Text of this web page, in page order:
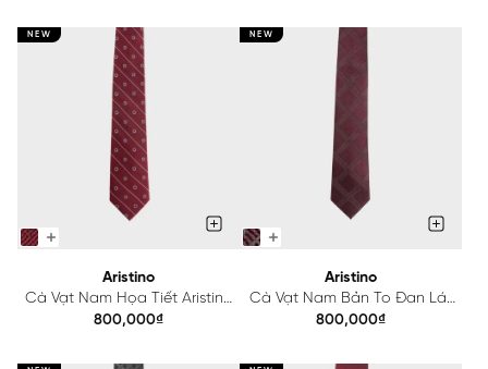
NEW
Aristino
Cà Vạt Nam Họa Tiết Aristino
ATI007S0H2
800,000₫
NEW
Aristino
Cà Vạt Nam Bản To Đan Lát
Aristino ATI004S0H2
800,000₫